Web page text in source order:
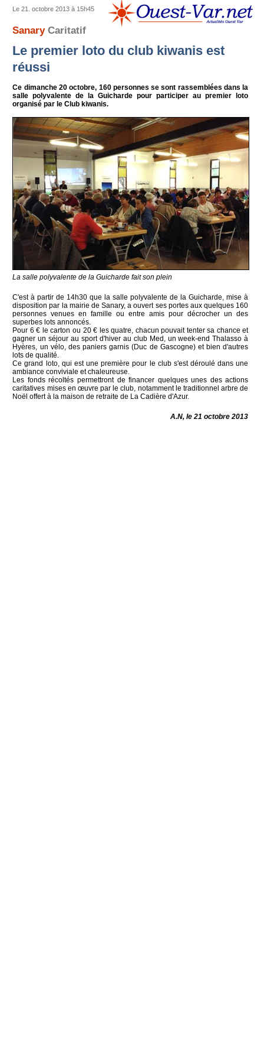
Le 21. octobre 2013 à 15h45
SanaryCaritatif
Le premier loto du club kiwanis est
réussi
Ce dimanche 20 octobre, 160 personnes se sont rassemblées dans la
salle polyvalente de la Guicharde pour participer au premier loto
organisé par le Club kiwanis.
La salle polyvalente de la Guicharde fait son plein
C'est à partir de 14h30 que la salle polyvalente de la Guicharde, mise à
disposition par la mairie de Sanary, a ouvert ses portes aux quelques 160
personnes venues en famille ou entre amis pour décrocher un des
superbes lots annoncés.
Pour 6 € le carton ou 20 € les quatre, chacun pouvait tenter sa chance et
gagner un séjour au sport d'hiver au club Med, un week-end Thalasso à
Hyères, un vélo, des paniers garnis (Duc de Gascogne) et bien d'autres
lots de qualité.
Ce grand loto, qui est une première pour le club s'est déroulé dans une
ambiance conviviale et chaleureuse.
Les fonds récoltés permettront de financer quelques unes des actions
caritatives mises en œuvre par le club, notamment le traditionnel arbre de
Noël offert à la maison de retraite de La Cadière d'Azur.
A.N, le 21 octobre 2013